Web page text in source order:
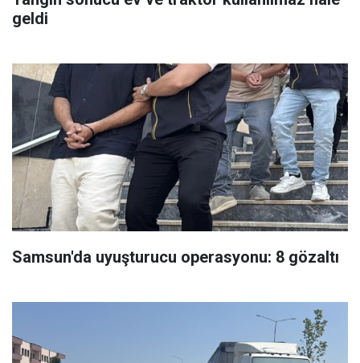
geldi
Samsun'da uyuşturucu operasyonu: 8 gözaltı